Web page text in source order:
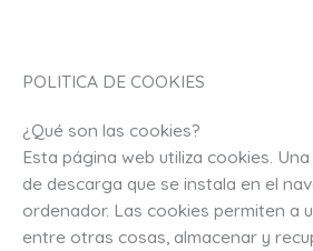
POLITICA DE COOKIES
¿Qué son las cookies?
Esta página web utiliza cookies.
de descarga que se instala en el
ordenador. Las cookies permiten a
entre otras cosas, almacenar y